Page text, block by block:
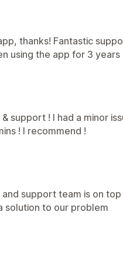
thanks! Fantastic
using the app for 3 years
support ! I had a minor
! I recommend !
and support team is on
solution to our problem